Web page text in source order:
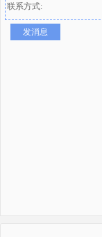
联系方式:
发消息